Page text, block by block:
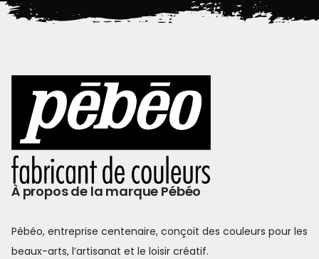
À propos de la marque Pébéo
Pébéo, entreprise centenaire, conçoit des couleurs pour les
beaux-arts, l’artisanat et le loisir créatif.